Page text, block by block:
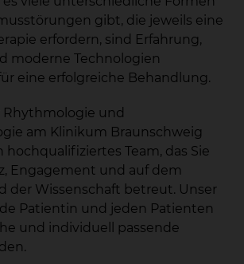
gibt, die jeweils eine
erfordern, sind Erfahrung,
moderne Technologien
eine erfolgreiche Behandlung.
Rhythmologie und
am Klinikum Braunschweig
hochqualifiziertes Team, das Sie
Engagement und auf dem
der Wissenschaft betreut. Unser
Patientin und jeden Patienten
und individuell passende